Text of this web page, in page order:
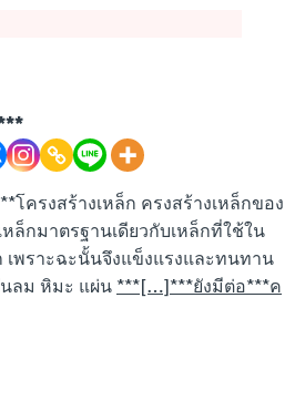
ครงสร้างเหล็ก ครงสร้างเหล็กของ
ล็กมาตรฐานเดียวกับเหล็กที่ใช้ใน
เพราะฉะนั้นจึงแข็งแรงและทนทาน
ลม หิมะ แผ่น ***[…]***ยังมีต่อ***ค